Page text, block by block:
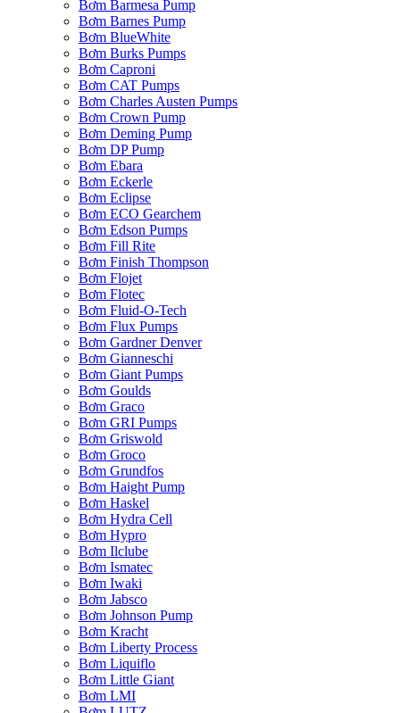
Bơm Barmesa Pump
Bơm Barnes Pump
Bơm BlueWhite
Bơm Burks Pumps
Bơm Caproni
Bơm CAT Pumps
Bơm Charles Austen Pumps
Bơm Crown Pump
Bơm Deming Pump
Bơm DP Pump
Bơm Ebara
Bơm Eckerle
Bơm Eclipse
Bơm ECO Gearchem
Bơm Edson Pumps
Bơm Fill Rite
Bơm Finish Thompson
Bơm Flojet
Bơm Flotec
Bơm Fluid-O-Tech
Bơm Flux Pumps
Bơm Gardner Denver
Bơm Gianneschi
Bơm Giant Pumps
Bơm Goulds
Bơm Graco
Bơm GRI Pumps
Bơm Griswold
Bơm Groco
Bơm Grundfos
Bơm Haight Pump
Bơm Haskel
Bơm Hydra Cell
Bơm Hypro
Bơm Ilclube
Bơm Ismatec
Bơm Iwaki
Bơm Jabsco
Bơm Johnson Pump
Bơm Kracht
Bơm Liberty Process
Bơm Liquiflo
Bơm Little Giant
Bơm LMI